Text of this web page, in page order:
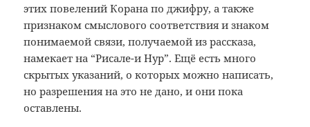
этих повелений Корана по джифру, а также
признаком смыслового соответствия и знаком
понимаемой связи, получаемой из рассказа,
намекает на “Рисале-и Нур”. Ещё есть много
скрытых указаний, о которых можно написать,
но разрешения на это не дано, и они пока
оставлены.